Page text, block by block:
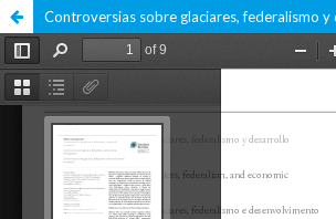
Controversias sobre glaciares, federalismo